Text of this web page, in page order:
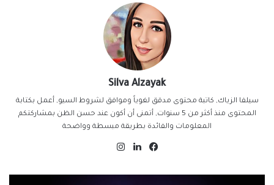
Silva Alzayak
سيلفا الزياك, كاتبة محتوى مدقق لغوياً وموافق لشروط السيو, أعمل بكتابة
المحتوى منذ أكثر من 5 سنوات, أتمنى أن أكون عند حسن الظن بمشاركتكم
المعلومات والفائدة بطريقة مبسطة وواضحة
فيسبوكلينكدإن